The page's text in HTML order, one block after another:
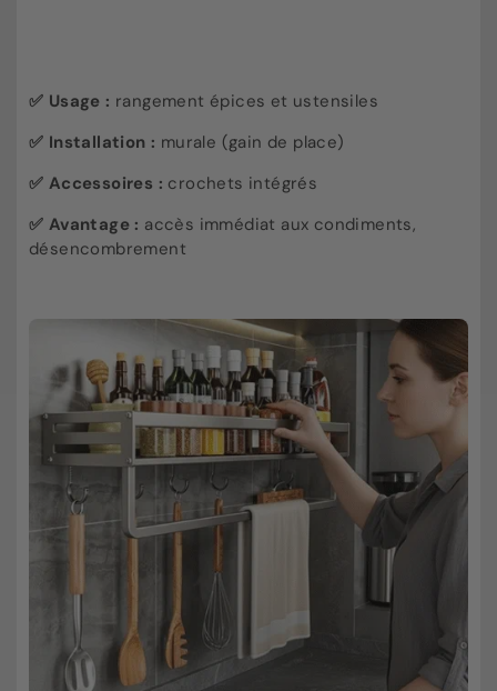
✅ Usage : rangement épices et ustensiles
✅ Installation : murale (gain de place)
✅ Accessoires : crochets intégrés
✅ Avantage : accès immédiat aux condiments,
désencombrement